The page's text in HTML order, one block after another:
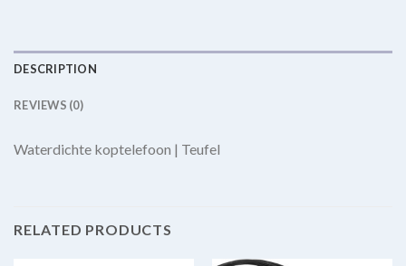
DESCRIPTION
REVIEWS (0)
Waterdichte koptelefoon | Teufel
RELATED PRODUCTS